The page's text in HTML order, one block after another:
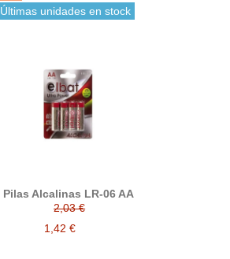
Últimas unidades en stock
Pilas Alcalinas LR-06 AA
2,03 €
1,42 €